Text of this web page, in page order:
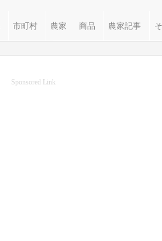
市町村 農家 商品 農家記事
Sponsored Link